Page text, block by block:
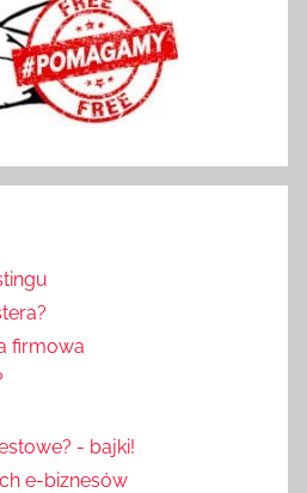
firmowa
- bajki!
e-biznesów